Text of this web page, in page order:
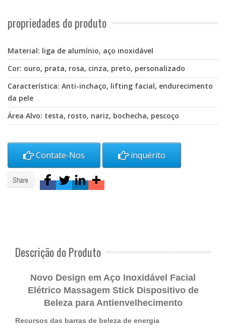
propriedades do produto
Material: liga de alumínio, aço inoxidável
Cor: ouro, prata, rosa, cinza, preto, personalizado
Característica: Anti-inchaço, lifting facial, endurecimento
da pele
Área Alvo: testa, rosto, nariz, bochecha, pescoço
Contate-Nos inquérito
Descrição do Produto
Novo Design em Aço Inoxidável Facial
Elétrico Massagem Stick Dispositivo de
Beleza para Antienvelhecimento
Recursos das barras de beleza de energia